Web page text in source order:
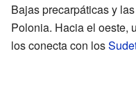
Bajas precarpáticas y
Polonia. Hacia el oeste,
los conecta con los